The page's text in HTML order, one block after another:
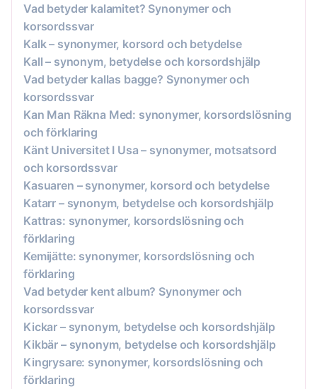
Vad betyder kalamitet? Synonymer och
korsordssvar
Kalk – synonymer, korsord och betydelse
Kall – synonym, betydelse och korsordshjälp
Vad betyder kallas bagge? Synonymer och
korsordssvar
Kan Man Räkna Med: synonymer, korsordslösning
och förklaring
Känt Universitet I Usa – synonymer, motsatsord
och korsordssvar
Kasuaren – synonymer, korsord och betydelse
Katarr – synonym, betydelse och korsordshjälp
Kattras: synonymer, korsordslösning och
förklaring
Kemijätte: synonymer, korsordslösning och
förklaring
Vad betyder kent album? Synonymer och
korsordssvar
Kickar – synonym, betydelse och korsordshjälp
Kikbär – synonym, betydelse och korsordshjälp
Kingrysare: synonymer, korsordslösning och
förklaring